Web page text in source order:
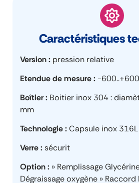
Caractéristiques
Version
pression relative
Etendue de mesure
-
Boîtier
Boitier inox 304 :
mm
Technologie Capsule inox 316L
Verre sécurit
Option
» Remplissage
Dégraissage oxygène »